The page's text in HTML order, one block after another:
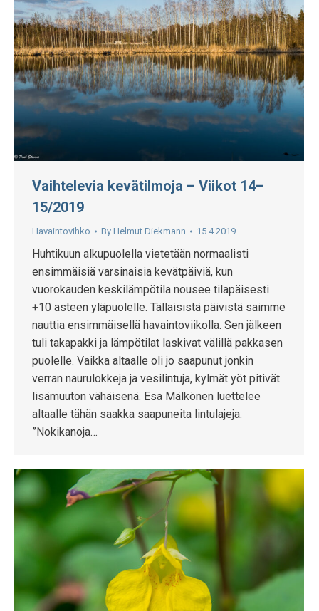
Vaihtelevia kevätilmoja – Viikot 14–
15/2019
Havaintovihko By Helmut Diekmann 15.4.2019
Huhtikuun alkupuolella vietetään normaalisti
ensimmäisiä varsinaisia kevätpäiviä, kun
vuorokauden keskilämpötila nousee tilapäisesti
+10 asteen yläpuolelle. Tällaisistä päivistä saimme
nauttia ensimmäisellä havaintoviikolla. Sen jälkeen
tuli takapakki ja lämpötilat laskivat välillä pakkasen
puolelle. Vaikka altaalle oli jo saapunut jonkin
verran naurulokkeja ja vesilintuja, kylmät yöt pitivät
lisämuuton vähäisenä. Esa Mälkönen luettelee
altaalle tähän saakka saapuneita lintulajeja:
”Nokikanoja…